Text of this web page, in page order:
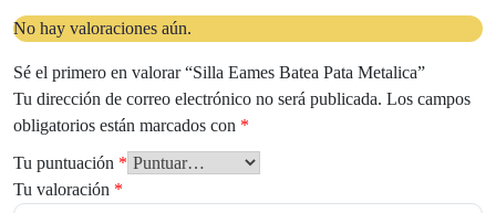
No hay valoraciones aún.
Sé el primero en valorar “Silla Eames Batea Pata Metalica”
Tu dirección de correo electrónico no será publicada. Los campos
obligatorios están marcados con *
Tu puntuación *
Tu valoración *